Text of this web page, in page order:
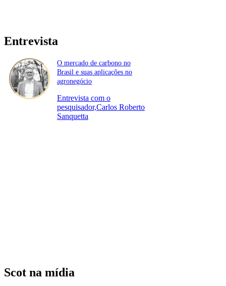
Entrevista
O mercado de carbono no
Brasil e suas aplicações no
agronegócio
Entrevista com o
pesquisador,Carlos Roberto
Sanquetta
Scot na mídia